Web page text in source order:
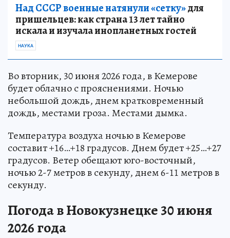
Над СССР военные натянули «сетку»для
пришельцев: как страна 13 лет тайно
искала и изучала инопланетных гостей
НАУКА
Во вторник, 30 июня 2026 года, в Кемерове
будет облачно с прояснениями. Ночью
небольшой дождь, днем кратковременный
дождь, местами гроза. Местами дымка.
Температура воздуха ночью в Кемерове
составит +16…+18 градусов. Днем будет +25…+27
градусов. Ветер обещают юго-восточный,
ночью 2-7 метров в секунду, днем 6-11 метров в
секунду.
Погода в Новокузнецке 30 июня
2026 года